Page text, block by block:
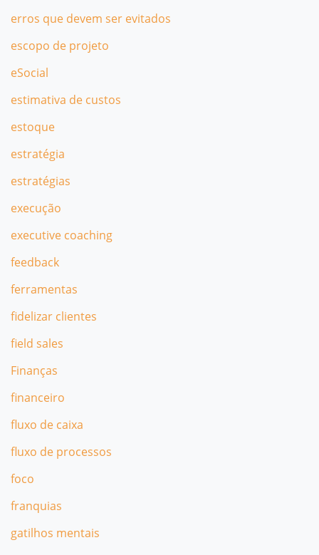
erros que devem ser evitados
escopo de projeto
eSocial
estimativa de custos
estoque
estratégia
estratégias
execução
executive coaching
feedback
ferramentas
fidelizar clientes
field sales
Finanças
financeiro
fluxo de caixa
fluxo de processos
foco
franquias
gatilhos mentais